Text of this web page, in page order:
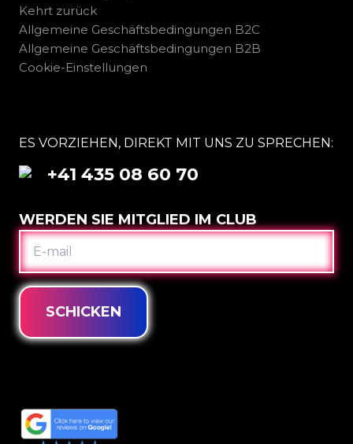
Kehrt zurück
Allgemeine Geschäftsbedingungen B2C
Allgemeine Geschäftsbedingungen B2B
Cookie-Einstellungen
ES VORZIEHEN, DIREKT MIT UNS ZU SPRECHEN:
+41 435 08 60 70
WERDEN SIE MITGLIED IM CLUB
E-
MAIL
SCHICKEN